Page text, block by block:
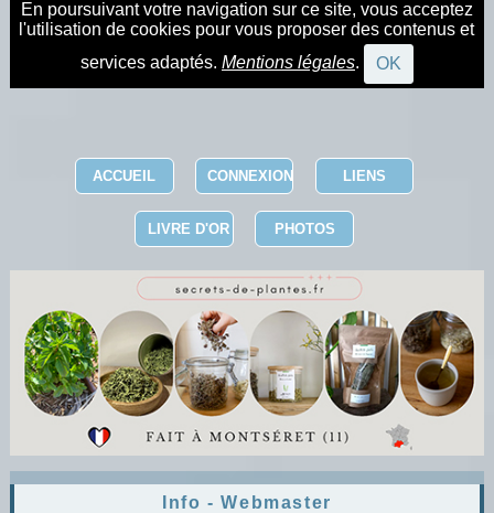
En poursuivant votre navigation sur ce site, vous acceptez
l'utilisation de cookies pour vous proposer des contenus et
services adaptés. Mentions légales. OK
ACCUEIL CONNEXION LIENS
LIVRE D'OR PHOTOS
Info - Webmaster